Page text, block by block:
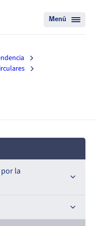
Menú
la